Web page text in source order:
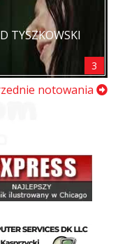
TYSZKOWSKI
3
notowania